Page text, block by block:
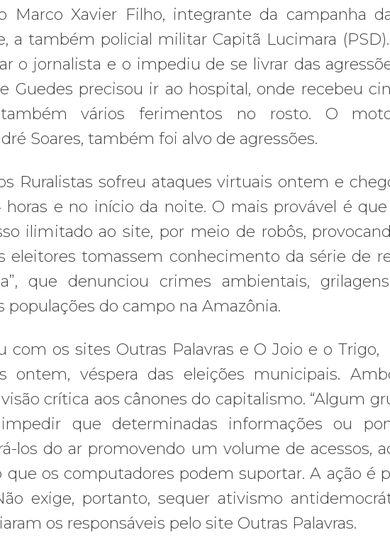
Marco Xavier Filho, integrante da campanha
a também policial militar Capitã Lucimara
o jornalista e o impediu de se livrar das
Guedes precisou ir ao hospital, onde recebeu
também vários ferimentos no rosto. O
Soares, também foi alvo de agressões.
Ruralistas sofreu ataques virtuais ontem e
horas e no início da noite. O mais provável é
ilimitado ao site, por meio de robôs,
eleitores tomassem conhecimento da série de
que denunciou crimes ambientais,
populações do campo na Amazônia.
com os sites Outras Palavras e O Joio e o
ontem, véspera das eleições municipais.
crítica aos cânones do capitalismo. “Algum
que determinadas informações ou
los do ar promovendo um volume de acessos,
os computadores podem suportar. A ação é
exige, portanto, sequer ativismo
os responsáveis pelo site Outras Palavras.